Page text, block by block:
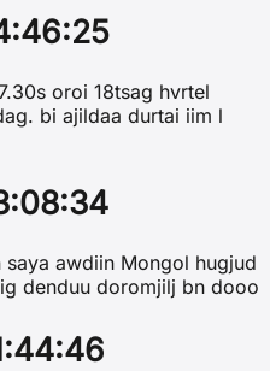
oroi 18tsag hvrtel
bi ajildaa durtai iim l
awdiin Mongol hugjud
denduu doromjilj bn dooo